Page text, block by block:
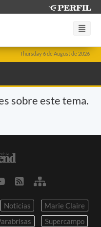
Thursday 6 de August de 2026
sobre este tema.
Noticias
Marie Claire
Supercampo